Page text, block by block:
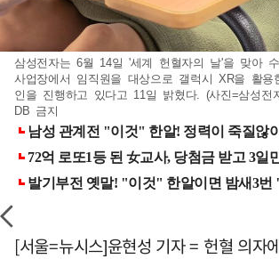
삼성전자는 6월 14일 '세계 헌혈자의 날'을 맞아
사업장에서 임직원을 대상으로 갤럭시 XR을 활
인을 진행하고 있다고 11일 밝혔다. (사진=삼성전
DB 금지
[서울=뉴시스]윤현성 기자 = 헌혈 의자